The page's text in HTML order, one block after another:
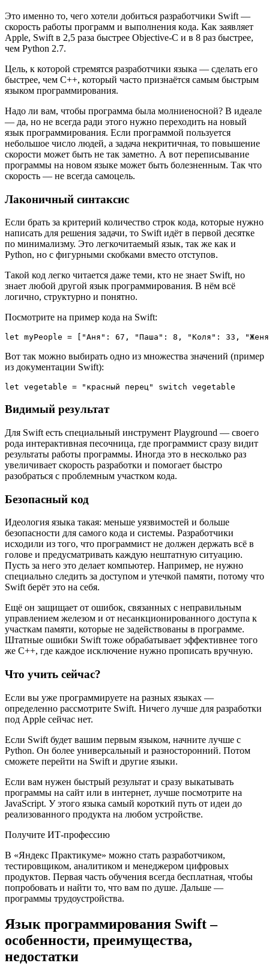
Это именно то, чего хотели добиться разработчики Swift —
скорость работы программ и выполнения кода. Как заявляет
Apple, Swift в 2,5 раза быстрее Objective-C и в 8 раз быстрее,
чем Python 2.7.
Цель, к которой стремятся разработчики языка — сделать его
быстрее, чем С++, который часто признаётся самым быстрым
языком программирования.
Надо ли вам, чтобы программа была молниеносной? В идеале
— да, но не всегда ради этого нужно переходить на новый
язык программирования. Если программой пользуется
небольшое число людей, а задача некритичная, то повышение
скорости может быть не так заметно. А вот переписывание
программы на новом языке может быть болезненным. Так что
скорость — не всегда самоцель.
Лаконичный синтаксис
Если брать за критерий количество строк кода, которые нужно
написать для решения задачи, то Swift идёт в первой десятке
по минимализму. Это легкочитаемый язык, так же как и
Python, но с фигурными скобками вместо отступов.
Такой код легко читается даже теми, кто не знает Swift, но
знает любой другой язык программирования. В нём всё
логично, структурно и понятно.
Посмотрите на пример кода на Swift:
let myPeople = ["Аня": 67, "Паша": 8, "Коля": 33,
Вот так можно выбирать одно из множества значений (пример
из документации Swift):
let vegetable = "красный перец" switch vegetable
Видимый результат
Для Swift есть специальный инструмент Playground — своего
рода интерактивная песочница, где программист сразу видит
результаты работы программы. Иногда это в несколько раз
увеличивает скорость разработки и помогает быстро
разобраться с проблемным участком кода.
Безопасный код
Идеология языка такая: меньше уязвимостей и больше
безопасности для самого кода и системы. Разработчики
исходили из того, что программист не должен держать всё в
голове и предусматривать каждую нештатную ситуацию.
Пусть за него это делает компьютер. Например, не нужно
специально следить за доступом и утечкой памяти, потому что
Swift берёт это на себя.
Ещё он защищает от ошибок, связанных с неправильным
управлением железом и от несанкционированного доступа к
участкам памяти, которые не задействованы в программе.
Штатные ошибки Swift тоже обрабатывает эффективнее того
же С++, где каждое исключение нужно прописать вручную.
Что учить сейчас?
Если вы уже программируете на разных языках —
определенно рассмотрите Swift. Ничего лучше для разработки
под Apple сейчас нет.
Если Swift будет вашим первым языком, начните лучше с
Python. Он более универсальный и разносторонний. Потом
сможете перейти на Swift и другие языки.
Если вам нужен быстрый результат и сразу выкатывать
программы на сайт или в интернет, лучше посмотрите на
JavaScript. У этого языка самый короткий путь от идеи до
реализованного продукта на любом устройстве.
Получите ИТ-профессию
В «Яндекс Практикуме» можно стать разработчиком,
тестировщиком, аналитиком и менеджером цифровых
продуктов. Первая часть обучения всегда бесплатная, чтобы
попробовать и найти то, что вам по душе. Дальше —
программы трудоустройства.
Язык программирования Swift –
особенности, преимущества,
недостатки